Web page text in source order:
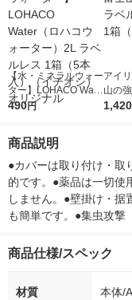
【水・ミネラルウォー
ター】LOHACO Wate
r（ロハコウォータ
シ） オリジナル
490円
アイ
山の
レス
1,420
商品説明
●カバーは取り付け・取
的です。●薬品は一切使
しません。●壁掛け・据
も簡単です。●集虫攻撃
商品仕様/スペック
材質 本体/